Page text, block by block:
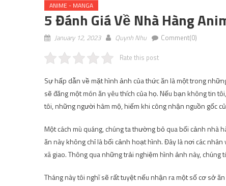
ANIME - MANGA
5 Đánh Giá Về Nhà Hàng
January 12, 2023 Quynh Nhu Comment(0)
Rate this post
Sự hấp dẫn về mặt hình ảnh của thức ăn là một trong
sẽ đăng một món ăn yêu thích của họ. Nếu bạn không tin
tôi, những người hâm mộ, hiếm khi công nhận nguồn gốc
Một cách mù quáng, chúng ta thường bỏ qua bối cảnh nhà
ăn này không chỉ là bối cảnh hoạt hình. Đây là nơi các
xã giao. Thông qua những trải nghiệm hình ảnh này, chúng
Tháng này tôi nghĩ sẽ rất tuyệt nếu nhận ra một số cơ sở